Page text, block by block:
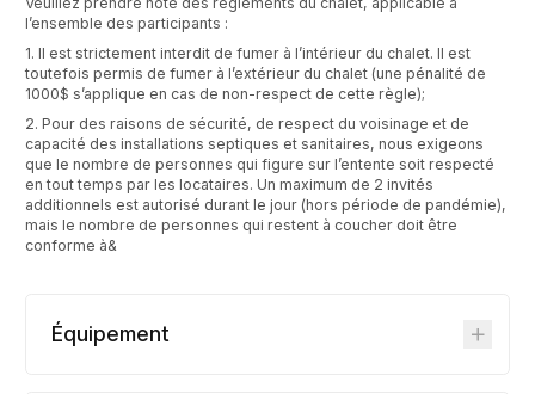
l’ensemble des participants :
1. Il est strictement interdit de fumer à l’intérieur du chalet. Il est
toutefois permis de fumer à l’extérieur du chalet (une pénalité de
1000$ s’applique en cas de non-respect de cette règle);
2. Pour des raisons de sécurité, de respect du voisinage et de
capacité des installations septiques et sanitaires, nous exigeons
que le nombre de personnes qui figure sur l’entente soit respecté
en tout temps par les locataires. Un maximum de 2 invités
additionnels est autorisé durant le jour (hors période de pandémie),
mais le nombre de personnes qui restent à coucher doit être
conforme à&
Équipement